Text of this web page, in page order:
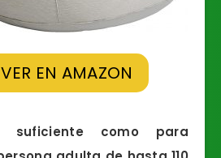
VER EN AMAZON
suficiente como para